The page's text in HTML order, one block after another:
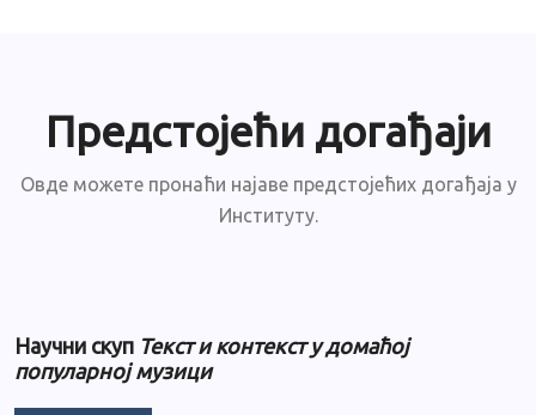
Предстојећи догађаји
Овде можете пронаћи најаве предстојећих догађаја у
Институту.
Научни скуп Текст и контекст у домаћој
популарној музици